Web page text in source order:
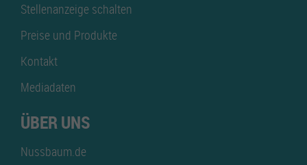
Stellenanzeige schalten
Preise und Produkte
Kontakt
Mediadaten
ÜBER UNS
Nussbaum.de